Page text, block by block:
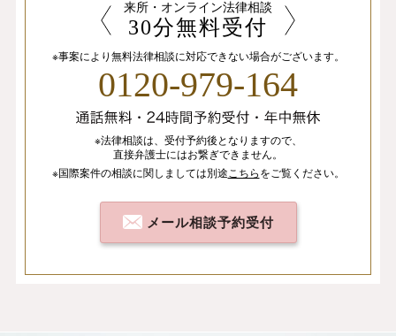
来所・オンライン法律相談
30分無料受付
※事案により無料法律相談に対応できない場合がございます。
0120-979-164
※法律相談は、 受付予約後となりますので、
直接弁護士にはお繋ぎできません。
※国際案件の相談に関しましては別途 こちらをご覧ください。
メール相談予約受付